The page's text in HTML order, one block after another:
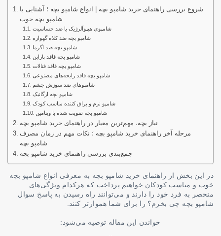
شروع بررسی راهنمای خرید شامپو بچه | انواع شامپو بچه ؛ آشنایی با
شامپو بچه خوب
شامپوی هیپوآلرژیک یا ضد حساسیت
شامپو بچه ضد کلاه گهواره
شامپو بچه ضد اگزما
شامپو بچه فاقد پارابن
شامپو بچه فاقد فتالات
شامپو بچه فاقد رایحه‌های مصنوعی
شامپوهای ضد سوزش چشم
شامپو بچه ارگانیک
شامپو نرم و براق کننده مناسب کودک
شامپو بچه تقویت شده با ویتامین
نیاز بچه، مهم‌ترین معیار در راهنمای خرید شامپو بچه
مرحله آخر راهنمای خرید شامپو بچه ؛ نکات مهم در زمان مصرف
شامپو بچه
جمع‌بندی بررسی راهنمای خرید شامپو بچه
در این بخش از راهنمای خرید شامپو بچه به معرفی انواع شامپو بچه
خوب و مناسب کودکان خواهیم پرداخت که هرکدام ویژگی‌های
منحصر به فرد خود را دارند و می‌توانند راه رسیدن به پاسخ سوال
شامپو بچه چی بخرم؟ را برای شما هموارتر کنند.
خواندن این مقاله توصیه می‌شود: